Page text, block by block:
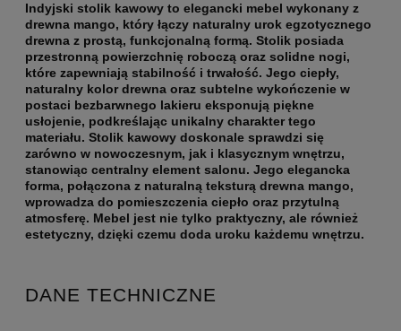
Indyjski stolik kawowy to elegancki mebel wykonany z
drewna mango, który łączy naturalny urok egzotycznego
drewna z prostą, funkcjonalną formą. Stolik posiada
przestronną powierzchnię roboczą oraz solidne nogi,
które zapewniają stabilność i trwałość. Jego ciepły,
naturalny kolor drewna oraz subtelne wykończenie w
postaci bezbarwnego lakieru eksponują piękne
usłojenie, podkreślając unikalny charakter tego
materiału. Stolik kawowy doskonale sprawdzi się
zarówno w nowoczesnym, jak i klasycznym wnętrzu,
stanowiąc centralny element salonu. Jego elegancka
forma, połączona z naturalną teksturą drewna mango,
wprowadza do pomieszczenia ciepło oraz przytulną
atmosferę. Mebel jest nie tylko praktyczny, ale również
estetyczny, dzięki czemu doda uroku każdemu wnętrzu.
DANE TECHNICZNE